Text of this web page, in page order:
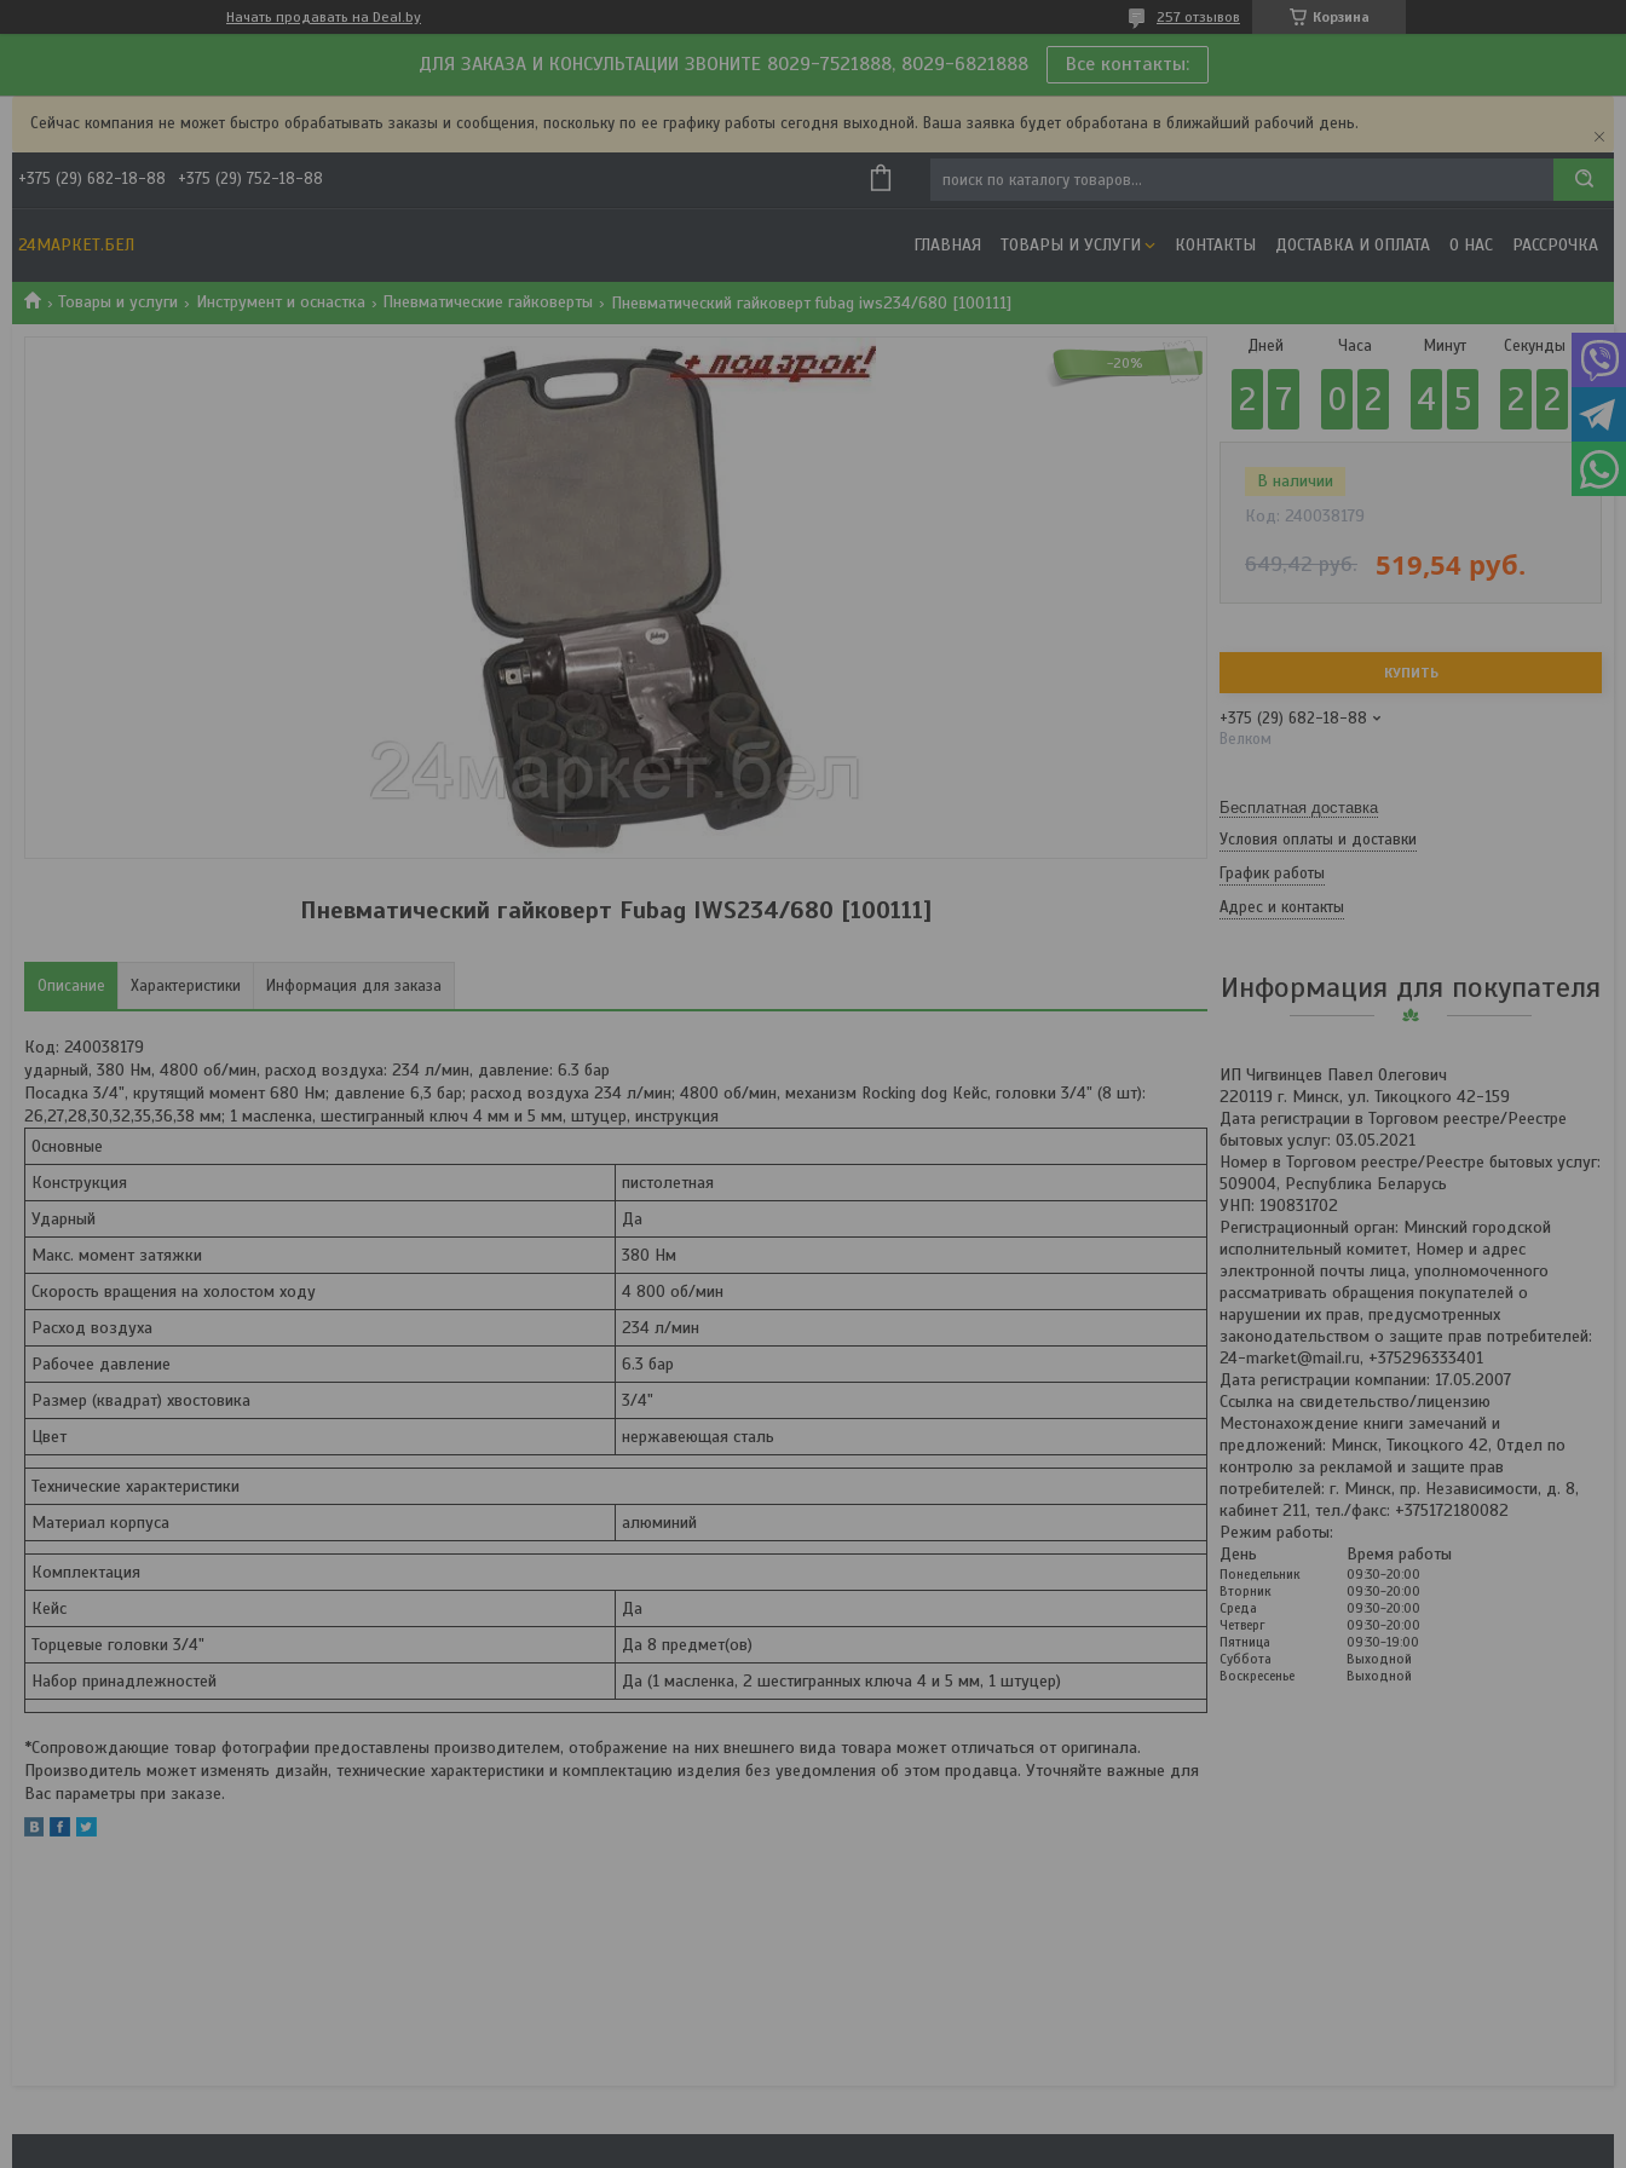
Начать продавать на Deal.by Корзина
257 отзывов
ДЛЯ ЗАКАЗА И КОНСУЛЬТАЦИИ ЗВОНИТЕ 8029-7521888, 8029-6821888 Все контакты:
Сейчас компания не может быстро обрабатывать заказы и сообщения, поскольку по ее графику работы сегодня выходной. Ваша заявка будет обработана в ближайший рабочий день.
+375 (29) 682-18-88 +375 (29) 752-18-88
24МАРКЕТ.БЕЛ ГЛАВНАЯ ТОВАРЫ И УСЛУГИ КОНТАКТЫ ДОСТАВКА И ОПЛАТА О НАС РАССРОЧКА
Товары и услуги Инструмент и оснастка Пневматические гайковерты Пневматический гайковерт fubag iws234/680 [100111]
-20%
Пневматический гайковерт Fubag IWS234/680 [100111]
Описание Характеристики Информация для заказа
Код: 240038179
ударный, 380 Нм, 4800 об/мин, расход воздуха: 234 л/мин, давление: 6.3 бар
Посадка 3/4", крутящий момент 680 Нм; давление 6,3 бар; расход воздуха 234 л/мин; 4800 об/мин, механизм Rocking dog Кейс, головки 3/4" (8 шт):
26,27,28,30,32,35,36,38 мм; 1 масленка, шестигранный ключ 4 мм и 5 мм, штуцер, инструкция
Основные
Конструкция
пистолетная
Ударный
Да
Макс. момент затяжки
380 Нм
Скорость вращения на холостом ходу
4 800 об/мин
Расход воздуха
234 л/мин
Рабочее давление
6.3 бар
Размер (квадрат) хвостовика
3/4"
Цвет
нержавеющая сталь
Технические характеристики
Материал корпуса
алюминий
Комплектация
Кейс
Да
Торцевые головки 3/4"
Да 8 предмет(ов)
Набор принадлежностей
Да (1 масленка, 2 шестигранных ключа 4 и 5 мм, 1 штуцер)
*Сопровождающие товар фотографии предоставлены производителем, отображение на них внешнего вида товара может отличаться от оригинала.
Производитель может изменять дизайн, технические характеристики и комплектацию изделия без уведомления об этом продавца. Уточняйте важные для
Вас параметры при заказе.
Дней
2 7
Часа
0 2
Минут
4 5
Секунды
2 2
В наличии
Код: 240038179
649,42руб. 519,54 руб.
КУПИТЬ
+375 (29) 682-18-88
Велком
Бесплатная доставка
Условия оплаты и доставки
График работы
Адрес и контакты
Информация для покупателя
ИП Чигвинцев Павел Олегович
220119 г. Минск, ул. Тикоцкого 42-159
Дата регистрации в Торговом реестре/Реестре
бытовых услуг: 03.05.2021
Номер в Торговом реестре/Реестре бытовых услуг:
509004, Республика Беларусь
УНП: 190831702
Регистрационный орган: Минский городской
исполнительный комитет, Номер и адрес
электронной почты лица, уполномоченного
рассматривать обращения покупателей о
нарушении их прав, предусмотренных
законодательством о защите прав потребителей:
24-market@mail.ru, +375296333401
Дата регистрации компании: 17.05.2007
Ссылка на свидетельство/лицензию
Местонахождение книги замечаний и
предложений: Минск, Тикоцкого 42, Отдел по
контролю за рекламой и защите прав
потребителей: г. Минск, пр. Независимости, д. 8,
кабинет 211, тел./факс: +375172180082
Режим работы:
День
Время работы
Понедельник
09:30-20:00
Вторник
09:30-20:00
Среда
09:30-20:00
Четверг
09:30-20:00
Пятница
09:30-19:00
Суббота
Выходной
Воскресенье
Выходной